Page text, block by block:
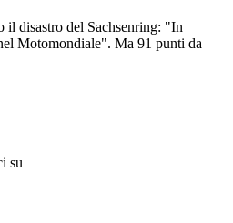
il disastro del Sachsenring: "In
Motomondiale". Ma 91 punti da
su